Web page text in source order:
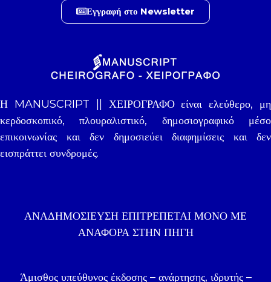
Εγγραφή στο Newsletter
Η MANUSCRIPT || ΧΕΙΡΟΓΡΑΦΟ είναι ελεύθερο, μη
κερδοσκοπικό, πλουραλιστικό, δημοσιογραφικό μέσο
επικοινωνίας και δεν δημοσιεύει διαφημίσεις και δεν
εισπράττει συνδρομές.
ΑΝΑΔΗΜΟΣΊΕΥΣΗ ΕΠΙΤΡΈΠΕΤΑΙ ΜΌΝΟ ΜΕ
ΑΝΑΦΟΡΑ ΣΤΗΝ ΠΗΓΉ
Άμισθος υπεύθυνος έκδοσης – ανάρτησης, ιδρυτής –